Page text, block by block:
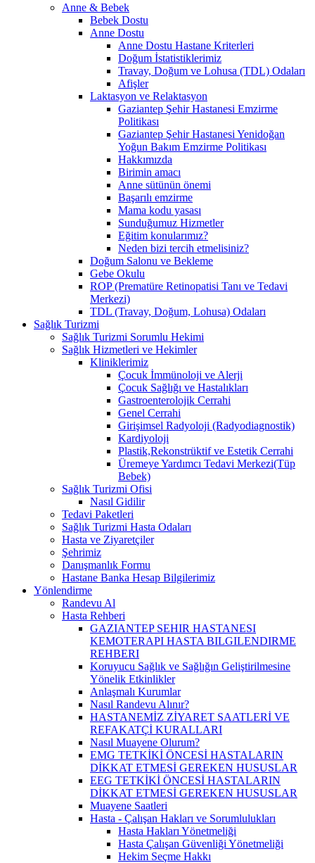
Anne & Bebek
Bebek Dostu
Anne Dostu
Anne Dostu Hastane Kriterleri
Doğum İstatistiklerimiz
Travay, Doğum ve Lohusa (TDL) Odaları
Afişler
Laktasyon ve Relaktasyon
Gaziantep Şehir Hastanesi Emzirme
Politikası
Gaziantep Şehir Hastanesi Yenidoğan
Yoğun Bakım Emzirme Politikası
Hakkımızda
Birimin amacı
Anne sütünün önemi
Başarılı emzirme
Mama kodu yasası
Sunduğumuz Hizmetler
Eğitim konularımız?
Neden bizi tercih etmelisiniz?
Doğum Salonu ve Bekleme
Gebe Okulu
ROP (Prematüre Retinopatisi Tanı ve Tedavi
Merkezi)
TDL (Travay, Doğum, Lohusa) Odaları
Sağlık Turizmi
Sağlık Turizmi Sorumlu Hekimi
Sağlık Hizmetleri ve Hekimler
Kliniklerimiz
Çocuk İmmünoloji ve Alerji
Çocuk Sağlığı ve Hastalıkları
Gastroenterolojik Cerrahi
Genel Cerrahi
Girişimsel Radyoloji (Radyodiagnostik)
Kardiyoloji
Plastik,Rekonstrüktif ve Estetik Cerrahi
Üremeye Yardımcı Tedavi Merkezi(Tüp
Bebek)
Sağlık Turizmi Ofisi
Nasıl Gidilir
Tedavi Paketleri
Sağlık Turizmi Hasta Odaları
Hasta ve Ziyaretçiler
Şehrimiz
Danışmanlık Formu
Hastane Banka Hesap Bilgilerimiz
Yönlendirme
Randevu Al
Hasta Rehberi
GAZIANTEP SEHIR HASTANESI
KEMOTERAPI HASTA BILGILENDIRME
REHBERI
Koruyucu Sağlık ve Sağlığın Geliştirilmesine
Yönelik Etkinlikler
Anlaşmalı Kurumlar
Nasıl Randevu Alınır?
HASTANEMİZ ZİYARET SAATLERİ VE
REFAKATÇİ KURALLARI
Nasıl Muayene Olurum?
EMG TETKİKİ ÖNCESİ HASTALARIN
DİKKAT ETMESİ GEREKEN HUSUSLAR
EEG TETKİKİ ÖNCESİ HASTALARIN
DİKKAT ETMESİ GEREKEN HUSUSLAR
Muayene Saatleri
Hasta - Çalışan Hakları ve Sorumlulukları
Hasta Hakları Yönetmeliği
Hasta Çalışan Güvenliği Yönetmeliği
Hekim Seçme Hakkı